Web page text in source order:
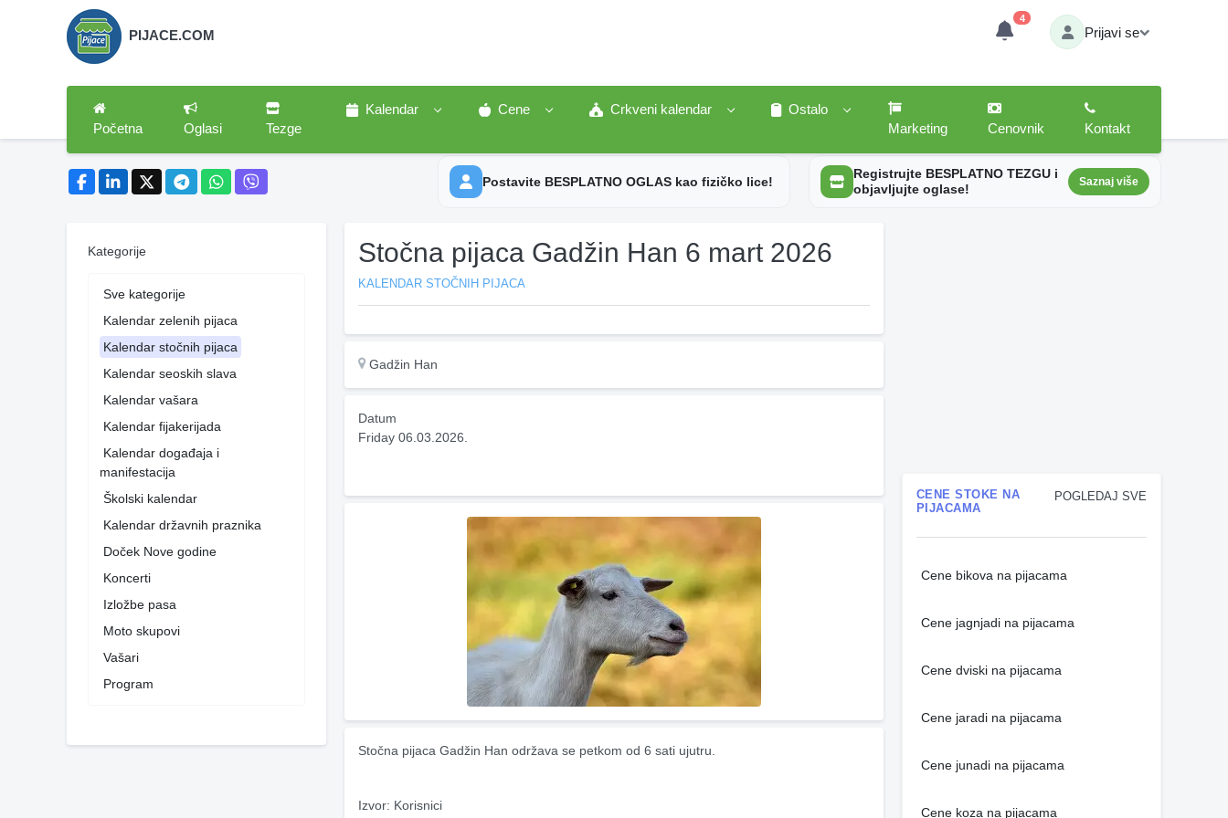
PIJACE.COM
4
Prijavi se
Početna Oglasi Tezge
Kalendar Cene Crkveni kalendar
Ostalo
Marketing
Cenovnik Kontakt
Postavite BESPLATNO OGLAS kao fizičko lice!
Registrujte BESPLATNO TEZGU i
objavljujte oglase!
Saznaj više
Kategorije
Sve kategorije
Kalendar zelenih pijaca
Kalendar stočnih pijaca
Kalendar seoskih slava
Kalendar vašara
Kalendar fijakerijada
Kalendar događaja i
manifestacija
Školski kalendar
Kalendar državnih praznika
Doček Nove godine
Koncerti
Izložbe pasa
Moto skupovi
Vašari
Program
Stočna pijaca Gadžin Han 6 mart 2026
KALENDAR STOČNIH PIJACA
Gadžin Han
Datum
Friday 06.03.2026.
Stočna pijaca Gadžin Han održava se petkom od 6 sati ujutru.
Izvor: Korisnici
POGLEDAJ SVE
CENE STOKE NA
PIJACAMA
Cene bikova na pijacama
Cene jagnjadi na pijacama
Cene dviski na pijacama
Cene jaradi na pijacama
Cene junadi na pijacama
Cene koza na pijacama